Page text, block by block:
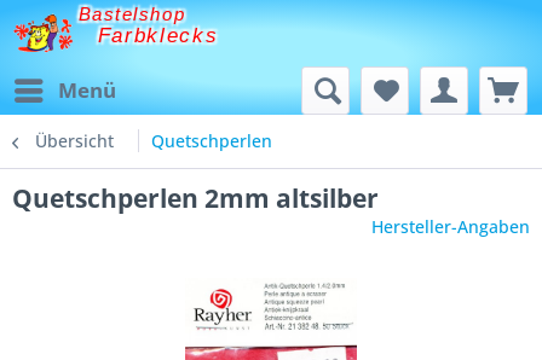
Bastelshop
Farbklecks
Menü
Übersicht Quetschperlen
Quetschperlen 2mm altsilber
Hersteller-Angaben